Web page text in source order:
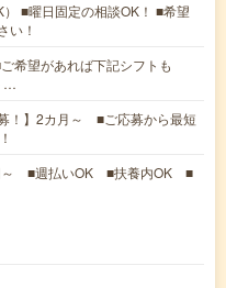
■曜日固定の相談OK！ ■希望
い！
希望があれば下記シフトも
…
！】2カ月～ ■ご応募から最短
～ ■週払いOK ■扶養内OK ■